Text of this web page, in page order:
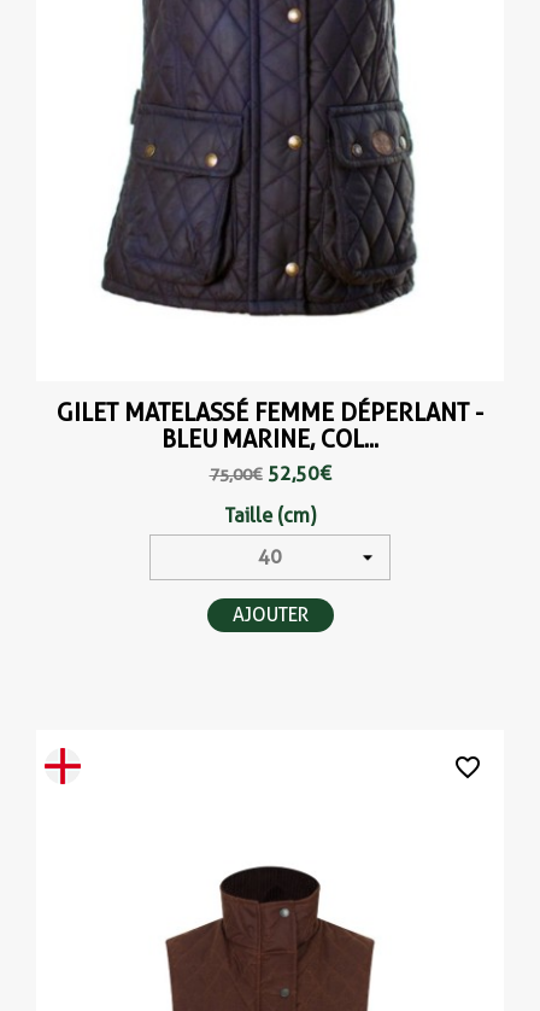
GILET MATELASSÉ FEMME DÉPERLANT -
BLEU MARINE, COL...
75,00 € 52,50 €
Taille (cm)
AJOUTER
favorite_border